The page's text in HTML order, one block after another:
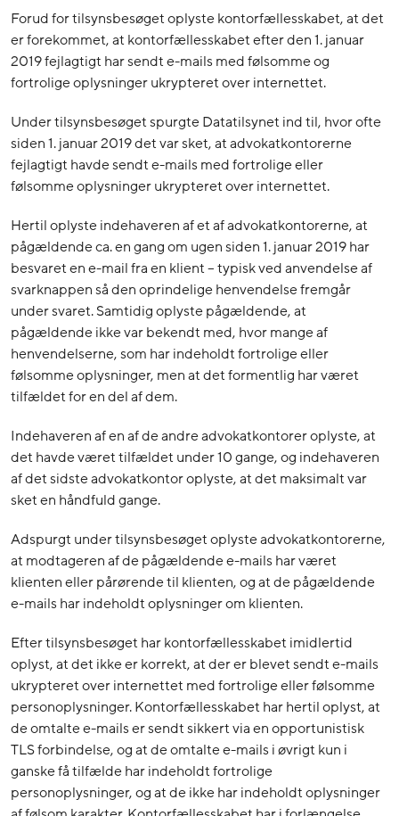
Forud for tilsynsbesøget oplyste kontorfællesskabet, at det
er forekommet, at kontorfællesskabet efter den 1. januar
2019 fejlagtigt har sendt e-mails med følsomme og
fortrolige oplysninger ukrypteret over internettet.
Under tilsynsbesøget spurgte Datatilsynet ind til, hvor ofte
siden 1. januar 2019 det var sket, at advokatkontorerne
fejlagtigt havde sendt e-mails med fortrolige eller
følsomme oplysninger ukrypteret over internettet.
Hertil oplyste indehaveren af et af advokatkontorerne, at
pågældende ca. en gang om ugen siden 1. januar 2019 har
besvaret en e-mail fra en klient – typisk ved anvendelse af
svarknappen så den oprindelige henvendelse fremgår
under svaret. Samtidig oplyste pågældende, at
pågældende ikke var bekendt med, hvor mange af
henvendelserne, som har indeholdt fortrolige eller
følsomme oplysninger, men at det formentlig har været
tilfældet for en del af dem.
Indehaveren af en af de andre advokatkontorer oplyste, at
det havde været tilfældet under 10 gange, og indehaveren
af det sidste advokatkontor oplyste, at det maksimalt var
sket en håndfuld gange.
Adspurgt under tilsynsbesøget oplyste advokatkontorerne,
at modtageren af de pågældende e-mails har været
klienten eller pårørende til klienten, og at de pågældende
e-mails har indeholdt oplysninger om klienten.
Efter tilsynsbesøget har kontorfællesskabet imidlertid
oplyst, at det ikke er korrekt, at der er blevet sendt e-mails
ukrypteret over internettet med fortrolige eller følsomme
personoplysninger. Kontorfællesskabet har hertil oplyst, at
de omtalte e-mails er sendt sikkert via en opportunistisk
TLS forbindelse, og at de omtalte e-mails i øvrigt kun i
ganske få tilfælde har indeholdt fortrolige
personoplysninger, og at de ikke har indeholdt oplysninger